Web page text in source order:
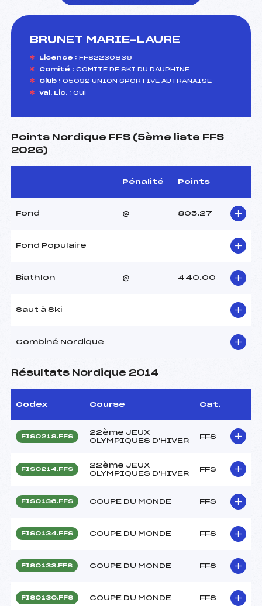
BRUNET MARIE-LAURE
Licence : FFS2230836
Comité : COMITE DE SKI DU DAUPHINE
Club : 05032 UNION SPORTIVE AUTRANAISE
Val. Lic. : Oui
Points Nordique FFS (5ème liste FFS
2026)
Pénalité Points
Fond @ 805.27
Fond Populaire
Biathlon @ 440.00
Saut à Ski
Combiné Nordique
Résultats Nordique 2014
Codex Course Cat.
FIS0218.FFS
22ème JEUX
OLYMPIQUES D'HIVER
FFS
FIS0214.FFS
22ème JEUX
OLYMPIQUES D'HIVER
FFS
FIS0136.FFS COUPE DU MONDE FFS
FIS0134.FFS COUPE DU MONDE FFS
FIS0133.FFS COUPE DU MONDE FFS
FIS0130.FFS COUPE DU MONDE FFS